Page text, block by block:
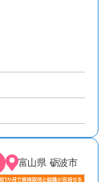
富山県 砺波市